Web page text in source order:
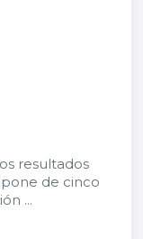
resultados
de cinco
...